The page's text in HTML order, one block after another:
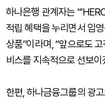
하나은행 관계자는
적립 혜택을 누리면서 임
상품”이라며, “앞으로도
비스를 지속적으로 선보이
한편, 하나금융그룹의 광